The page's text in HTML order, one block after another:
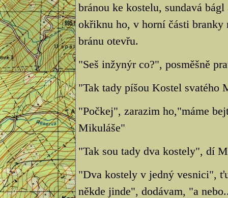
bránou ke kostelu, sundavá
okřiknu ho, v horní části branky
bránu otevřu.
"Seš inžynýr co?", posměšně
"Tak tady píšou Kostel svatého
"Počkej", zarazim ho,"máme
Mikuláše"
"Tak sou tady dva kostely", dí
"Dva kostely v jedný vesnici",
někde jinde", dodávam, "a